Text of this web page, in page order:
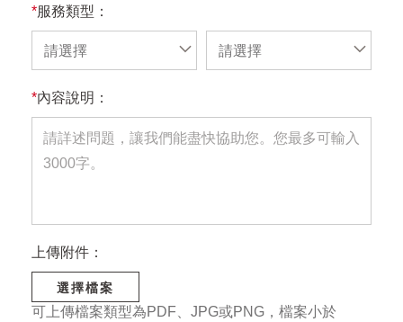
*服務類型：
請選擇 請選擇
*內容說明：
上傳附件：
選擇檔案
可上傳檔案類型為PDF、JPG或PNG，檔案小於